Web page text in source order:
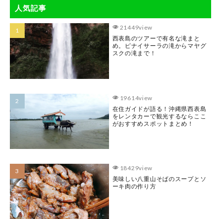
人気記事
21449view
西表島のツアーで有名な滝まと
め。ピナイサーラの滝からマヤグ
スクの滝まで！
19614view
在住ガイドが語る！沖縄県西表島
をレンタカーで観光するならここ
がおすすめスポットまとめ！
18429view
美味しい八重山そばのスープとソ
ーキ肉の作り方